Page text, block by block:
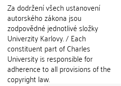
Za dodržení všech ustanovení
autorského zákona jsou
zodpovědné jednotlivé složky
Univerzity Karlovy. / Each
constituent part of Charles
University is responsible for
adherence to all provisions of the
copyright law.